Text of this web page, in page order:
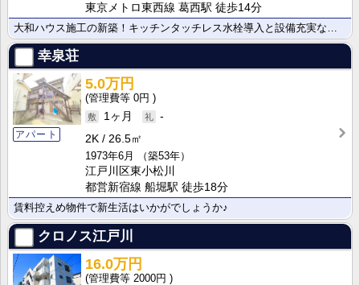
東京メトロ東西線 葛西駅 徒歩14分
大和ハウス施工の新築！キッチンタッチレス水栓導入と設備充実な物件です。
幸泉荘
アパート
5.0万円
0円
1ヶ月
-
2K
26.5㎡
1973年6月
（築53年）
江戸川区東小松川
都営新宿線 船堀駅 徒歩18分
賃料控えめ物件で新生活はいかがでしょうか♪
クロノス江戸川
16.0万円
2000円